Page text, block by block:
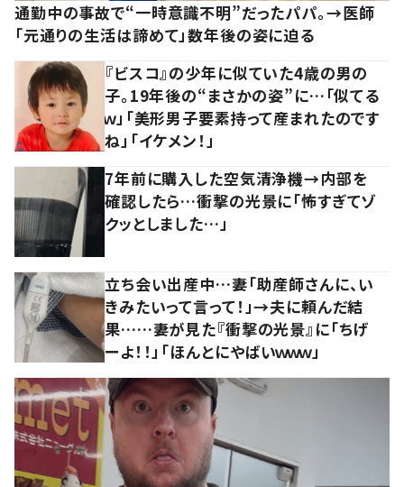
通勤中の事故で“一時意識不明”だったパパ。→医師
「元通りの生活は諦めて」数年後の姿に迫る
『ビスコ』の少年に似ていた4歳の男の
子。19年後の“まさかの姿”に…「似てる
ｗ」「美形男子要素持って産まれたのです
ね」「イケメン！」
7年前に購入した空気清浄機→内部を
確認したら…衝撃の光景に「怖すぎてゾ
クッとしました…」
立ち会い出産中…妻「助産師さんに、い
きみたいって言って！」→夫に頼んだ結
果……妻が見た『衝撃の光景』に「ちげ
ーよ！！」「ほんとにやばいｗｗｗ」